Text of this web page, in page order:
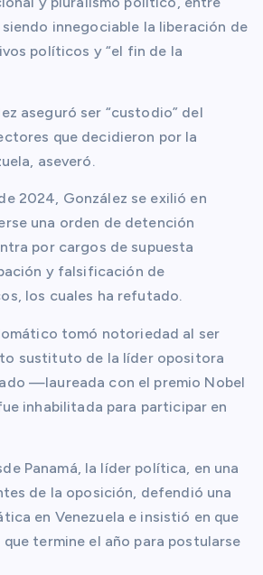
innegociable la liberación de
políticos y “el fin de la
aseguró ser “custodio” del
que decidieron por la
aseveró.
2024, González se exilió en
una orden de detención
por cargos de supuesta
y falsificación de
los cuales ha refutado.
tomó notoriedad al ser
sustituto de la líder opositora
—laureada con el premio Nobel
inhabilitada para participar en
Panamá, la líder política, en una
de la oposición, defendió una
en Venezuela e insistió en que
termine el año para postularse